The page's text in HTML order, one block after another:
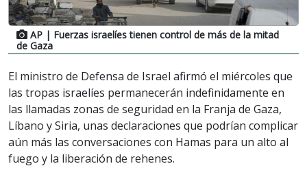
AP | Fuerzas israelíes tienen control de más de la mitad
de Gaza
El ministro de Defensa de Israel afirmó el miércoles que
las tropas israelíes permanecerán indefinidamente en
las llamadas zonas de seguridad en la Franja de Gaza,
Líbano y Siria, unas declaraciones que podrían complicar
aún más las conversaciones con Hamas para un alto al
fuego y la liberación de rehenes.